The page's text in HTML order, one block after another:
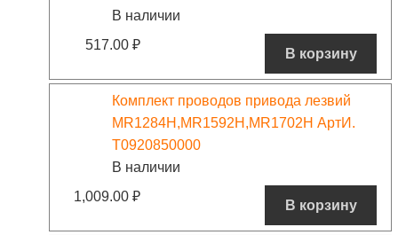
В наличии
517.00 ₽
В корзину
Комплект проводов привода лезвий
MR1284H,MR1592H,MR1702H АртИ.
T0920850000
В наличии
1,009.00 ₽
В корзину